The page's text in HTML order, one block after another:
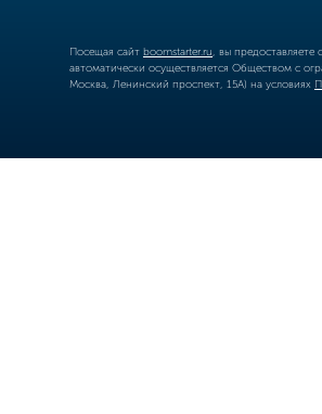
Посещая сайт boomstarter.ru , вы
автоматически осуществляется Обществом с
Москва, Ленинский проспект, 15А) на условиях